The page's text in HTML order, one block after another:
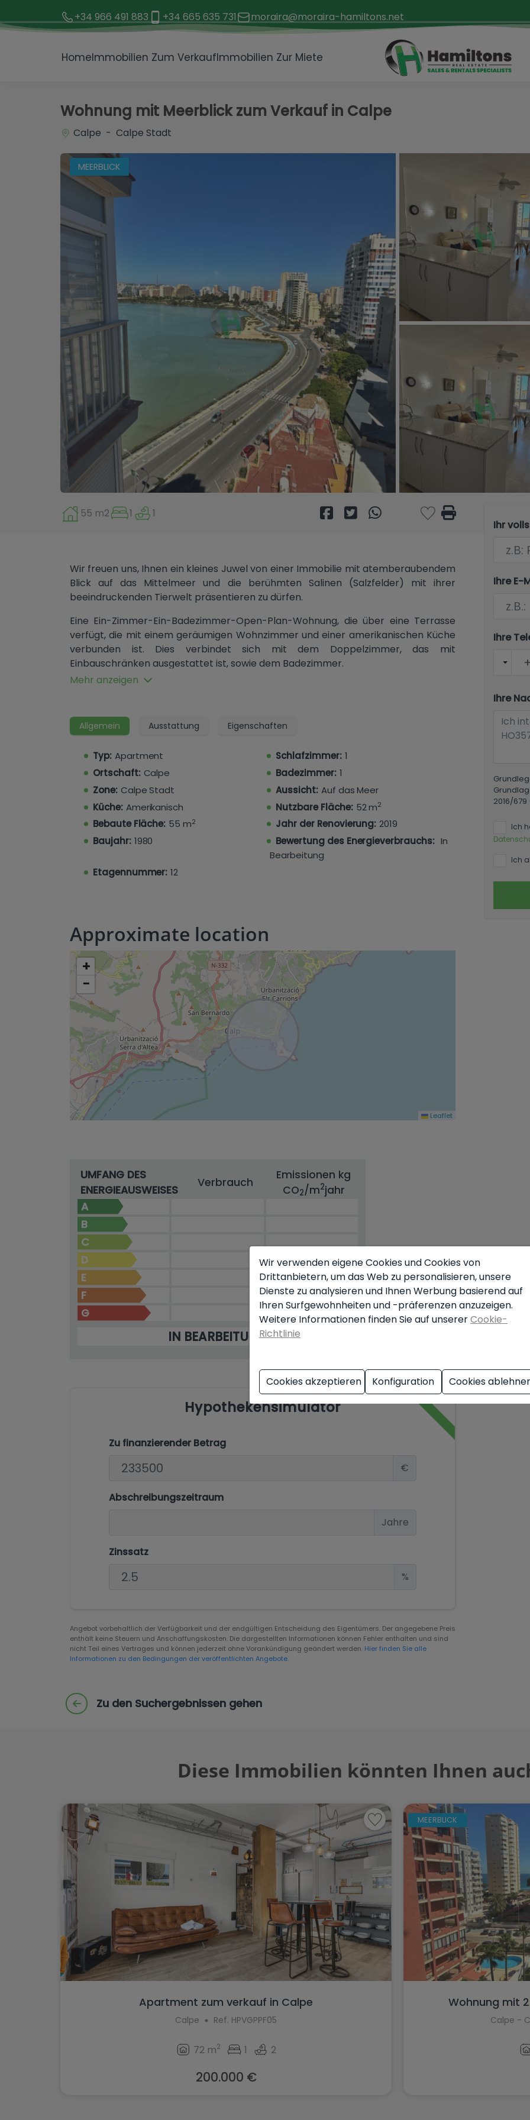
+34 966 491 883 +34 665 635 731 moraira@moraira-hamiltons.net
HomeImmobilien Zum VerkaufImmobilien Zur Miete
Wohnung mit Meerblick zum Verkauf in Calpe
Calpe - Calpe Stadt
MEERBLICK
55 m2 1 1
Wir freuen uns, Ihnen ein kleines Juwel von einer Immobilie mit atemberaubendem
Blick auf das Mittelmeer und die berühmten Salinen (Salzfelder) mit ihrer
beeindruckenden Tierwelt präsentieren zu dürfen.
Eine Ein-Zimmer-Ein-Badezimmer-Open-Plan-Wohnung, die über eine Terrasse
verfügt, die mit einem geräumigen Wohnzimmer und einer amerikanischen Küche
verbunden ist. Dies verbindet sich mit dem Doppelzimmer, das mit
Einbauschränken ausgestattet ist, sowie dem Badezimmer.
Das gut gepflegte Wohngebäude verfügt über zwei Gemeinschaftsgärten, von
und einem gut gepflegten Rasen. Ein zweiter Gemeinschaftsgarten ist mit einem
bekannten Café verbunden.
Diese Immobilie ist ein ausgezeichnetes Ferienhaus, eine permanente
Wohnsitzmöglichkeit oder eine Investition.
Verpassen Sie nicht die Gelegenheit, diese Immobilie zu besichtigen! Kontaktieren
Sie uns noch heute bei Hamiltons!
Mehr anzeigen
Allgemein Ausstattung Eigenschaften
Typ: Apartment Schlafzimmer: 1
Ortschaft: Calpe Badezimmer: 1
Zone: Calpe Stadt Aussicht: Auf das Meer
Küche: Amerikanisch Nutzbare Fläche: 52 m2
Bebaute Fläche: 55 m2 Jahr der Renovierung: 2019
Baujahr: 1980 Bewertung des Energieverbrauchs: In
Bearbeitung
Etagennummer: 12
Approximate location
+
−
Leaflet
UMFANG DES
ENERGIEAUSWEISES
Verbrauch
Emissionen kg
CO2/m2jahr
A
B
C
D
E
F
G
IN BEARBEITUNG
Hypothekensimulator
Zu finanzierender Betrag
€
Abschreibungszeitraum
Jahre
Zinssatz
%
Angebot vorbehaltlich der Verfügbarkeit und der endgültigen Entscheidung des Eigentümers. Der angegebene Preis
enthält keine Steuern und Anschaffungskosten. Die dargestellten Informationen können Fehler enthalten und sind
nicht Teil eines Vertrages und können jederzeit ohne Vorankündigung geändert werden. Hier finden Sie alle
Informationen zu den Bedingungen der veröffentlichten Angebote.
Ihr
Ihre E-
Ihre
Ihre
2016/679
Ich
Ich
Zu den Suchergebnissen gehen
Diese Immobilien könnten Ihnen
Apartment zum verkauf in Calpe
Calpe Ref. HPVGPPF05
72 m2 1 2
200.000 €
MEERBLICK
Wohnung mit
Calpe -
Wir verwenden eigene Cookies und Cookies von
Drittanbietern, um das Web zu personalisieren, unsere
Dienste zu analysieren und Ihnen Werbung basierend auf
Ihren Surfgewohnheiten und -präferenzen anzuzeigen.
Weitere Informationen finden Sie auf unsererCookie-
Richtlinie
Cookies akzeptieren Konfiguration Cookies
1 / 30